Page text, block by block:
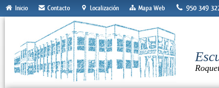
Inicio Contacto Localización Mapa Web 950 349